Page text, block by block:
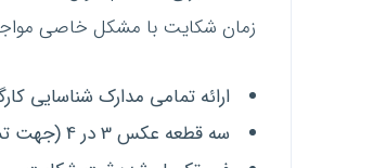
زمان شکایت با مشکل خاصی
ارائه تمامی مدارک شناسایی
سه قطعه عکس 3 در 4 (جهت تشکیل پرونده)